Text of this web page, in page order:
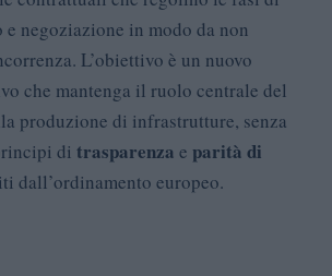
e negoziazione in modo da non
L’obiettivo è un nuovo
che mantenga il ruolo centrale del
produzione di infrastrutture, senza
di trasparenza e parità di
dall’ordinamento europeo.